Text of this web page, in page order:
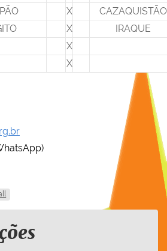
X
CAZAQUISTÃO
X
IRAQUE
X
X